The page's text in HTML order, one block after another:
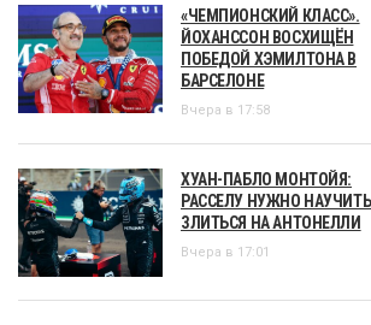
«ЧЕМПИОНСКИЙ КЛАСС».
ЙОХАНССОН ВОСХИЩЁН
ПОБЕДОЙ ХЭМИЛТОНА В
БАРСЕЛОНЕ
Вчера в 17:58
ХУАН-ПАБЛО МОНТОЙЯ:
РАССЕЛУ НУЖНО
ЗЛИТЬСЯ НА АНТОНЕЛЛИ
Вчера в 17:01